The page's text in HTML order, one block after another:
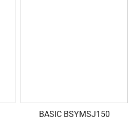
BASIC BSYMSJ150